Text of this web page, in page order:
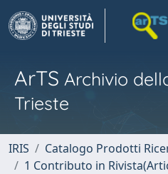
ArTS Archivio
Trieste
IRIS
Catalogo Prodotti
1 Contributo in